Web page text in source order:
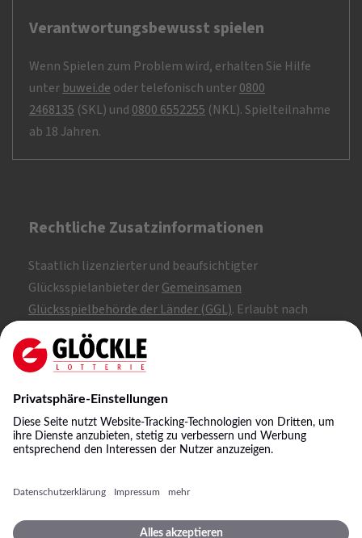
Verantwortungsbewusst spielen
Wenn Spielen zum Problem wird, erhalten Sie Hilfe
unter buwei.de oder telefonisch unter0800
2468135 (SKL) und 0800 6552255 (NKL). Spielteilnahme
ab 18 Jahren.
Rechtliche Zusatzinformationen
Staatlich lizenzierter und beaufsichtigter
Glücksspielanbieter derGemeinsamen
Glücksspielbehörde der Länder (GGL). Erlaubt nach
Whitelist.
SKL: 1, 2, 3
NKL: A, B, C
& Co. KG